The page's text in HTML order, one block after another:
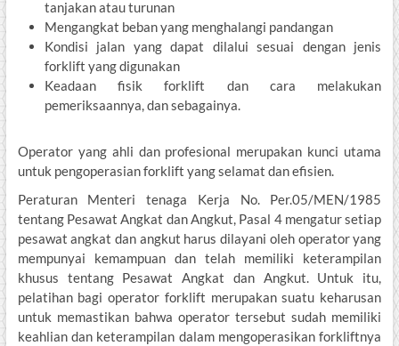
tanjakan atau turunan
Mengangkat beban yang menghalangi pandangan
Kondisi jalan yang dapat dilalui sesuai dengan jenis
forklift yang digunakan
Keadaan fisik forklift dan cara melakukan
pemeriksaannya, dan sebagainya.
Operator yang ahli dan profesional merupakan kunci utama
untuk pengoperasian forklift yang selamat dan efisien.
Peraturan Menteri tenaga Kerja No. Per.05/MEN/1985
tentang Pesawat Angkat dan Angkut, Pasal 4 mengatur setiap
pesawat angkat dan angkut harus dilayani oleh operator yang
mempunyai kemampuan dan telah memiliki keterampilan
khusus tentang Pesawat Angkat dan Angkut. Untuk itu,
pelatihan bagi operator forklift merupakan suatu keharusan
untuk memastikan bahwa operator tersebut sudah memiliki
keahlian dan keterampilan dalam mengoperasikan forkliftnya